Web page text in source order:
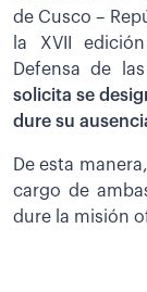
de Cusco –
la XVII
Defensa de
solicita se
dure su
De esta
cargo de
dure la misión